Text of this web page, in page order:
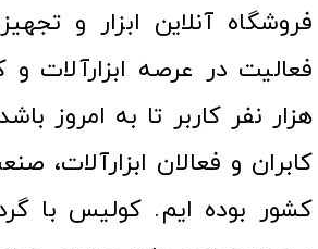
هزار نفر کاربر تا به امروز
کابران و فعالان
کشور بوده ایم. کولیس با